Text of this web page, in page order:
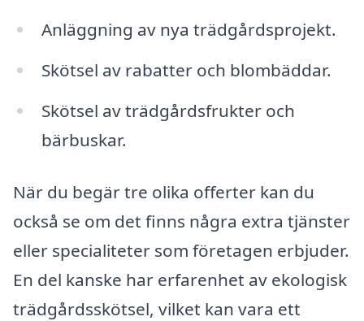
Anläggning av nya trädgårdsprojekt.
Skötsel av rabatter och blombäddar.
Skötsel av trädgårdsfrukter och
bärbuskar.
När du begär tre olika offerter kan du
också se om det finns några extra tjänster
eller specialiteter som företagen erbjuder.
En del kanske har erfarenhet av ekologisk
trädgårdsskötsel, vilket kan vara ett